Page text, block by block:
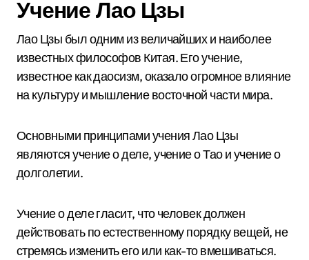
Учение Лао Цзы
Лао Цзы был одним из величайших и наиболее
известных философов Китая. Его учение,
известное как даосизм, оказало огромное влияние
на культуру и мышление восточной части мира.
Основными принципами учения Лао Цзы
являются учение о деле, учение о Тао и учение о
долголетии.
Учение о деле гласит, что человек должен
действовать по естественному порядку вещей, не
стремясь изменить его или как-то вмешиваться.